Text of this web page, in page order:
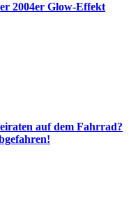
2004er Glow-Effekt
auf dem Fahrrad?